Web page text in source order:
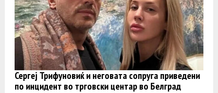
Сергеј Трифуновиќ и неговата сопруга приведени
по инцидент во трговски центар во Белград